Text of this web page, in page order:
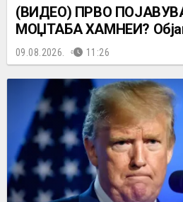
(ВИДЕО) ПРВО
МОЏТАБА ХАМНЕИ?
09.08.2026. 11:26